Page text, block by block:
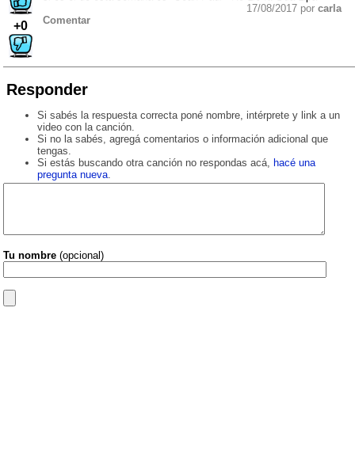
+0
17/08/2017 por carla
Comentar
Responder
Si sabés la respuesta correcta poné nombre, intérprete y link a un
video con la canción.
Si no la sabés, agregá comentarios o información adicional que
tengas.
Si estás buscando otra canción no respondas acá, hacé una
pregunta nueva.
Tu nombre (opcional)